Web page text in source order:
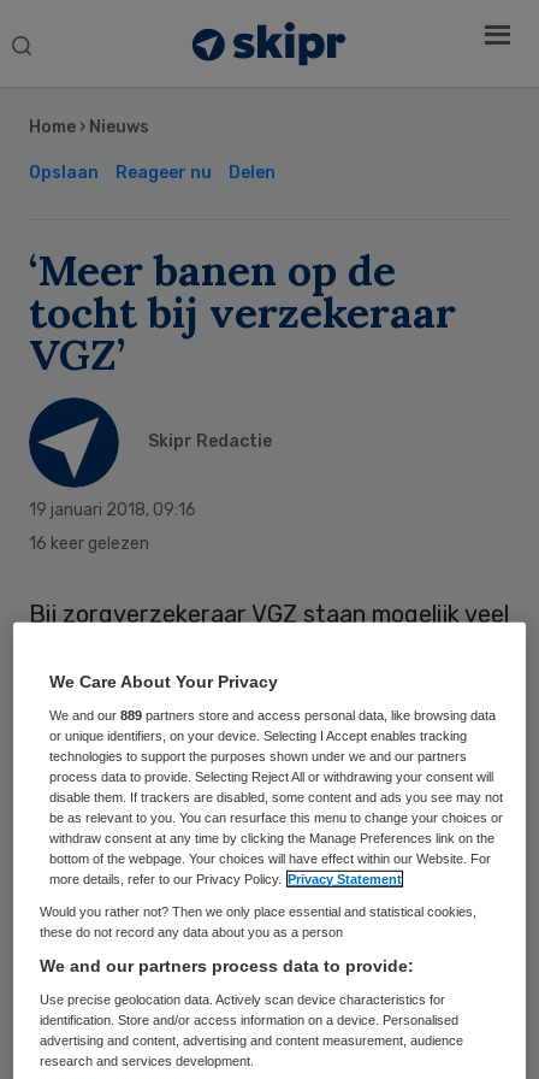
Search
Home › Nieuws
Opslaan Reageer nu Delen
‘Meer banen op de
tocht bij verzekeraar
VGZ’
Skipr Redactie
19 januari 2018, 09:16
16 keer gelezen
Bij zorgverzekeraar VGZ staan mogelijk veel
Volgens vakbond De Unie kan het
banenverlies door de beoogde
bezuinigingen bij het bedrijf oplopen tot
zevenhonderd arbeidsplaatsen. VGZ zelf
vindt het nog te vroeg voor een dergelijke
berekening.
De zorgverzekeraar is van plan zijn
vestiging in Heerlen te sluiten, als
onderdeel van een grote reorganisatie die
100 miljoen euro aan besparingen moet
opleveren. Vorige week zei VGZ zelf al dat
Sidebar
We Care About Your Privacy
We and our889 partners store and access personal data, like browsing data
or unique identifiers, on your device. Selecting I Accept enables tracking
technologies to support the purposes shown under we and our partners
process data to provide. Selecting Reject All or withdrawing your consent will
disable them. If trackers are disabled, some content and ads you see may not
be as relevant to you. You can resurface this menu to change your choices or
withdraw consent at any time by clicking the Manage Preferences link on the
bottom of the webpage. Your choices will have effect within our Website. For
more details, refer to our Privacy Policy.
Privacy Statement
Would you rather not? Then we only place essential and statistical cookies,
these do not record any data about you as a person
We and our partners process data to provide:
Use precise geolocation data. Actively scan device characteristics for
identification. Store and/or access information on a device. Personalised
advertising and content, advertising and content measurement, audience
research and services development.